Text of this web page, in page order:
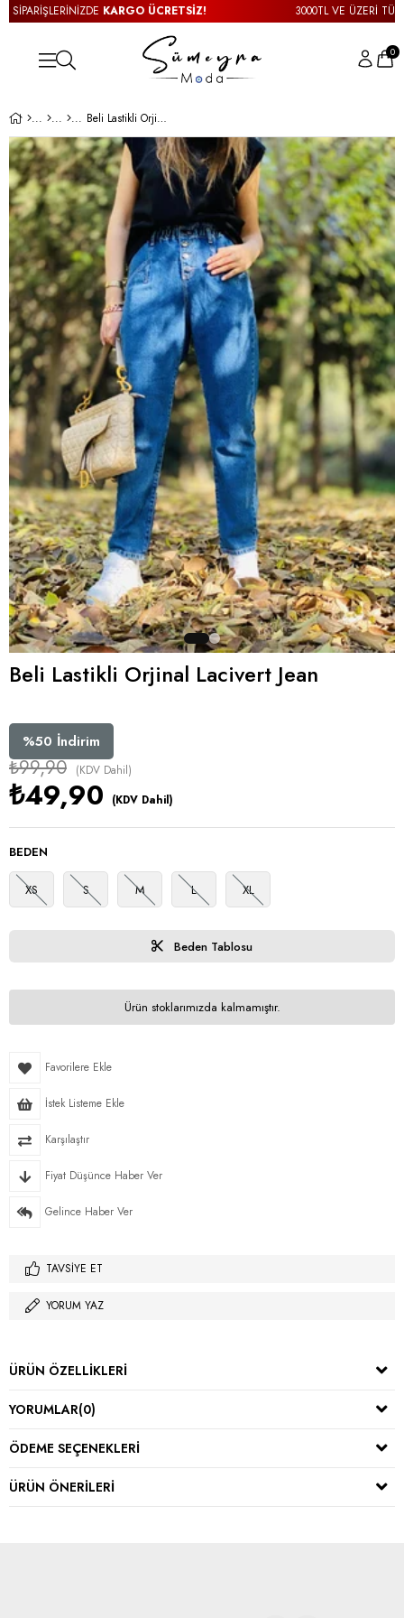
KARGO ÜCRETSİZ! 3000TL VE ÜZERİ TÜM
0
Beli Lastikli Orjinal Lacivert Jean
Beli Lastikli Orjinal Lacivert Jean
%50 İndirim
₺99,90 (KDV Dahil)
₺49,90 (KDV Dahil)
BEDEN
XS S M L XL
Beden Tablosu
Ürün stoklarımızda kalmamıştır.
Favorilere Ekle
İstek Listeme Ekle
Karşılaştır
Fiyat Düşünce Haber Ver
Gelince Haber Ver
TAVSIYE ET
YORUM YAZ
ÜRÜN ÖZELLIKLERI
YORUMLAR(0)
ÖDEME SEÇENEKLERI
ÜRÜN ÖNERILERI